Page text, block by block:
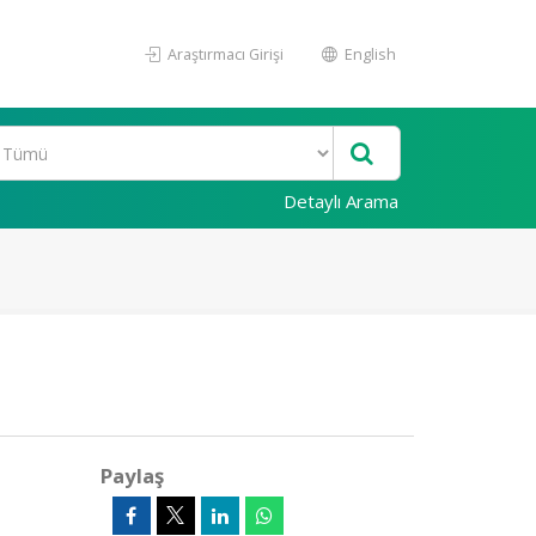
Araştırmacı Girişi English
Detaylı Arama
Paylaş